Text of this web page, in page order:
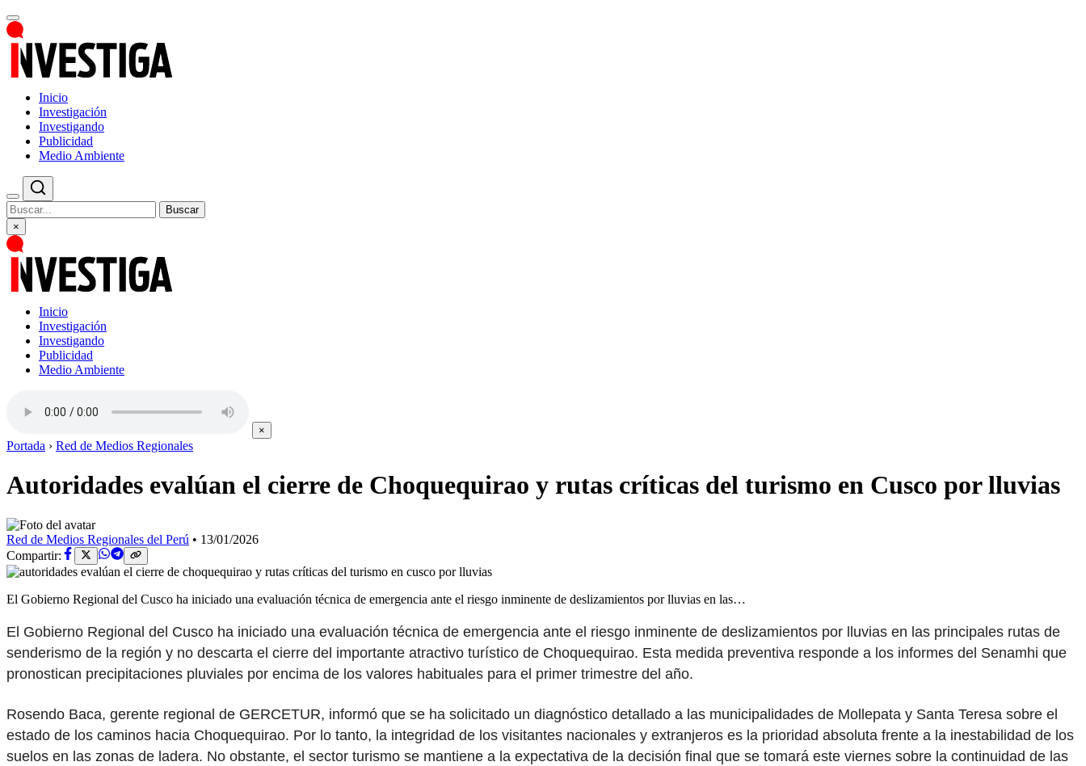
Inicio
Investigación
Investigando
Publicidad
Medio Ambiente
Buscar
×
Inicio
Investigación
Investigando
Publicidad
Medio Ambiente
×
Portada › Red de Medios Regionales
Autoridades evalúan el cierre de Choquequirao y rutas críticas del turismo en Cusco por lluvias
Red de Medios Regionales del Perú • 13/01/2026
Compartir:
El Gobierno Regional del Cusco ha iniciado una evaluación técnica de emergencia ante el riesgo inminente de deslizamientos por lluvias en las…
El Gobierno Regional del Cusco ha iniciado una evaluación técnica de emergencia ante el riesgo inminente de deslizamientos por lluvias en las principales rutas de
senderismo de la región y no descarta el cierre del importante atractivo turístico de Choquequirao. Esta medida preventiva responde a los informes del Senamhi que
pronostican precipitaciones pluviales por encima de los valores habituales para el primer trimestre del año.
Rosendo Baca, gerente regional de GERCETUR, informó que se ha solicitado un diagnóstico detallado a las municipalidades de Mollepata y Santa Teresa sobre el
estado de los caminos hacia Choquequirao. Por lo tanto, la integridad de los visitantes nacionales y extranjeros es la prioridad absoluta frente a la inestabilidad de los
suelos en las zonas de ladera. No obstante, el sector turismo se mantiene a la expectativa de la decisión final que se tomará este viernes sobre la continuidad de las